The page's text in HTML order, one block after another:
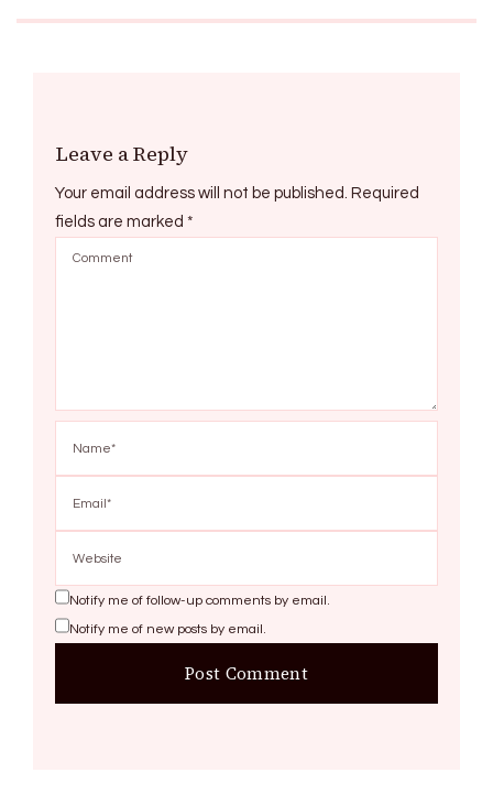
Leave a Reply
Your email address will not be published. Required
fields are marked *
Notify me of follow-up comments by email.
Notify me of new posts by email.